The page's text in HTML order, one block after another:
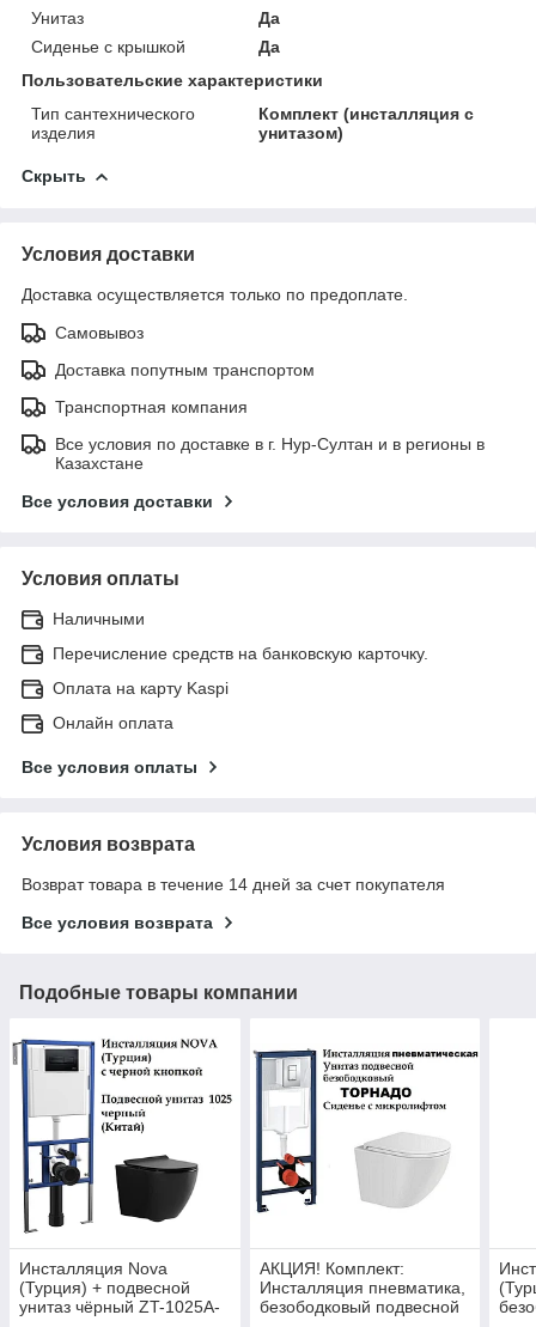
Унитаз
Да
Сиденье с крышкой
Да
Пользовательские характеристики
Тип сантехнического
изделия
Комплект (инсталляция с
унитазом)
Скрыть
Условия доставки
Доставка осуществляется только по предоплате.
Самовывоз
Доставка попутным транспортом
Транспортная компания
Все условия по доставке в г. Нур-Султан и в регионы в
Казахстане
Все условия доставки
Условия оплаты
Наличными
Перечисление средств на банковскую карточку.
Оплата на карту Kaspi
Онлайн оплата
Все условия оплаты
Условия возврата
Возврат товара в течение 14 дней за счет покупателя
Все условия возврата
Подобные товары компании
Инсталляция Nova
(Турция) + подвесной
унитаз чёрный ZT-1025A-
АКЦИЯ! Комплект:
Инсталляция пневматика,
безободковый подвесной